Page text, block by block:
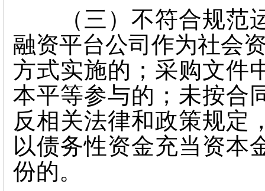
（三）不符合规范运
融资平台公司作为社会
方式实施的；采购文件
本平等参与的；未按合
反相关法律和政策规定
以债务性资金充当资本
份的。